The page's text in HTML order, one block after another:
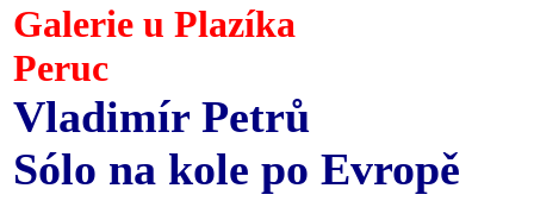
Galerie u Plazíka
Peruc
Vladimír Petrů
Sólo na kole po Evropě